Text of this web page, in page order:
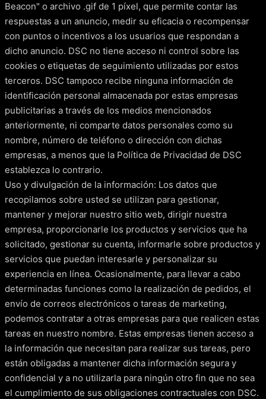
Beacon" o archivo .gif de 1 píxel, que permite contar las
respuestas a un anuncio, medir su eficacia o recompensar
con puntos o incentivos a los usuarios que respondan a
dicho anuncio. DSC no tiene acceso ni control sobre las
cookies o etiquetas de seguimiento utilizadas por estos
terceros. DSC tampoco recibe ninguna información de
identificación personal almacenada por estas empresas
publicitarias a través de los medios mencionados
anteriormente, ni comparte datos personales como su
nombre, número de teléfono o dirección con dichas
empresas, a menos que la Política de Privacidad de DSC
establezca lo contrario.
Uso y divulgación de la información: Los datos que
recopilamos sobre usted se utilizan para gestionar,
mantener y mejorar nuestro sitio web, dirigir nuestra
empresa, proporcionarle los productos y servicios que ha
solicitado, gestionar su cuenta, informarle sobre productos y
servicios que puedan interesarle y personalizar su
experiencia en línea. Ocasionalmente, para llevar a cabo
determinadas funciones como la realización de pedidos, el
envío de correos electrónicos o tareas de marketing,
podemos contratar a otras empresas para que realicen estas
tareas en nuestro nombre. Estas empresas tienen acceso a
la información que necesitan para realizar sus tareas, pero
están obligadas a mantener dicha información segura y
confidencial y a no utilizarla para ningún otro fin que no sea
el cumplimiento de sus obligaciones contractuales con DSC.